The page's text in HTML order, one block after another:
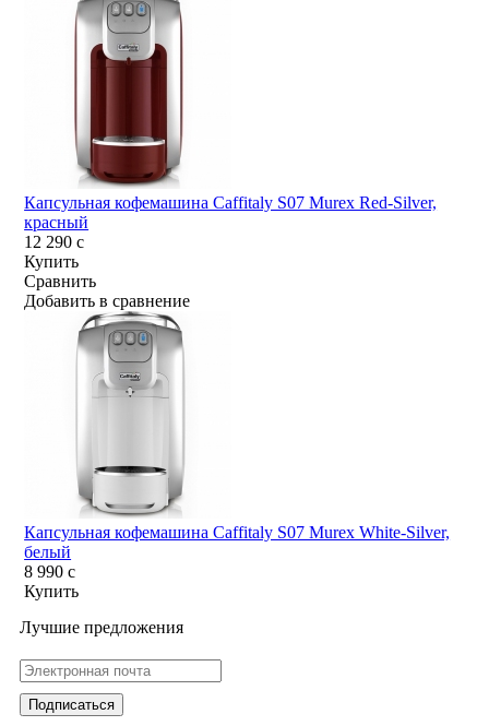
Капсульная кофемашина Caffitaly S07 Murex Red-Silver,
красный
12 290c
Купить
Сравнить
Добавить в сравнение
Капсульная кофемашина Caffitaly S07 Murex White-Silver,
белый
8 990c
Купить
Лучшие предложения